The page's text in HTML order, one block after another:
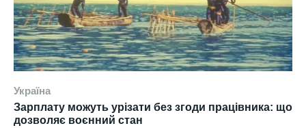
Україна
Зарплату можуть урізати без згоди працівника: що
дозволяє воєнний стан